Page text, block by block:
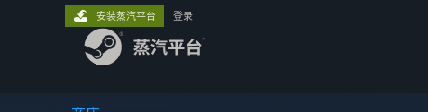
安装蒸汽平台 登录